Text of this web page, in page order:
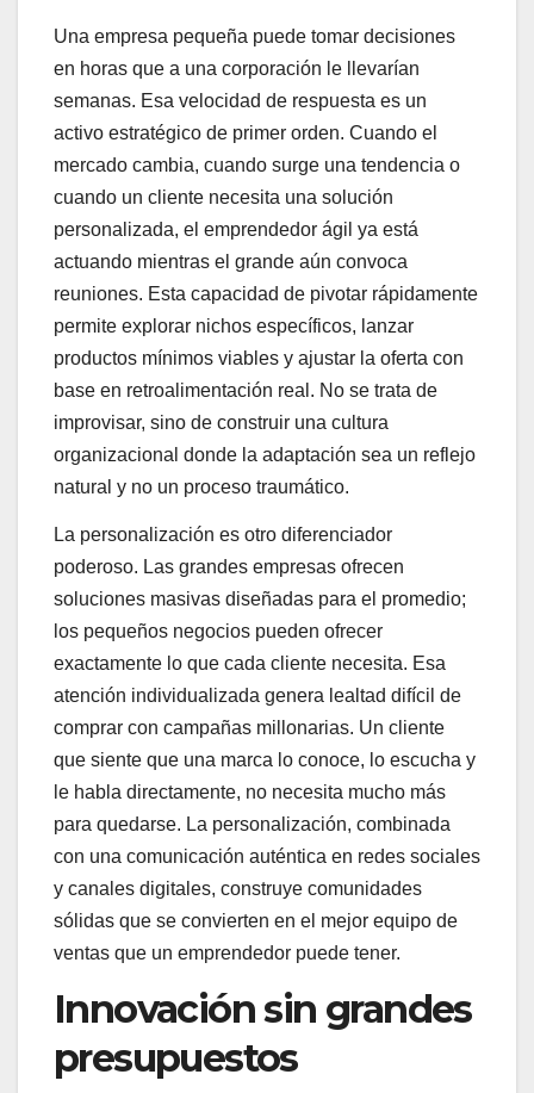
Una empresa pequeña puede tomar decisiones
en horas que a una corporación le llevarían
semanas. Esa velocidad de respuesta es un
activo estratégico de primer orden. Cuando el
mercado cambia, cuando surge una tendencia o
cuando un cliente necesita una solución
personalizada, el emprendedor ágil ya está
actuando mientras el grande aún convoca
reuniones. Esta capacidad de pivotar rápidamente
permite explorar nichos específicos, lanzar
productos mínimos viables y ajustar la oferta con
base en retroalimentación real. No se trata de
improvisar, sino de construir una cultura
organizacional donde la adaptación sea un reflejo
natural y no un proceso traumático.
La personalización es otro diferenciador
poderoso. Las grandes empresas ofrecen
soluciones masivas diseñadas para el promedio;
los pequeños negocios pueden ofrecer
exactamente lo que cada cliente necesita. Esa
atención individualizada genera lealtad difícil de
comprar con campañas millonarias. Un cliente
que siente que una marca lo conoce, lo escucha y
le habla directamente, no necesita mucho más
para quedarse. La personalización, combinada
con una comunicación auténtica en redes sociales
y canales digitales, construye comunidades
sólidas que se convierten en el mejor equipo de
ventas que un emprendedor puede tener.
Innovación sin grandes
presupuestos